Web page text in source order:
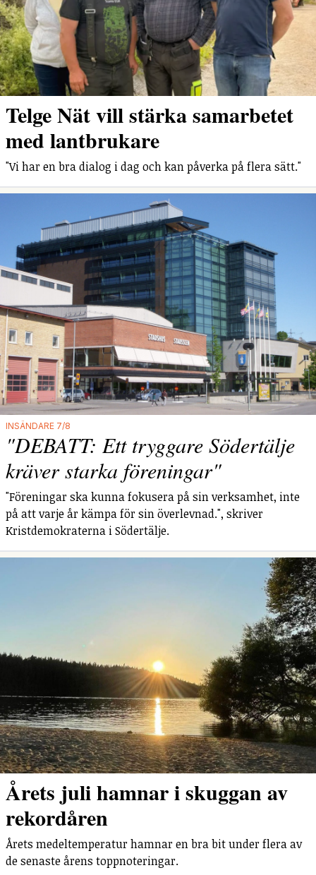
Telge Nät vill stärka samarbetet
med lantbrukare
"Vi har en bra dialog i dag och kan påverka på flera sätt."
INSÄNDARE 7/8
"DEBATT: Ett tryggare Södertälje
kräver starka föreningar"
"Föreningar ska kunna fokusera på sin verksamhet, inte
på att varje år kämpa för sin överlevnad.", skriver
Kristdemokraterna i Södertälje.
Årets juli hamnar i skuggan av
rekordåren
Årets medeltemperatur hamnar en bra bit under flera av
de senaste årens toppnoteringar.